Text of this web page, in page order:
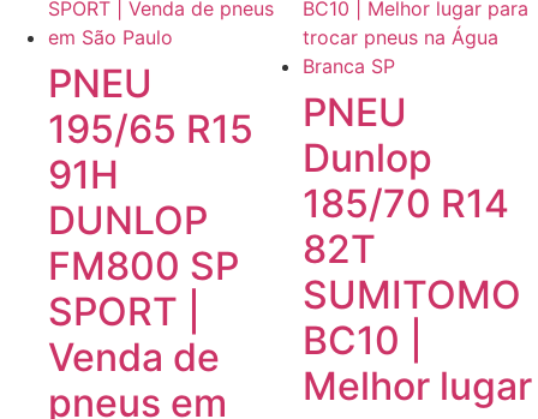
PNEU
195/65 R15
91H
DUNLOP
FM800 SP
SPORT |
Venda de
pneus em
PNEU
Dunlop
185/70 R14
82T
SUMITOMO
BC10 |
Melhor lugar